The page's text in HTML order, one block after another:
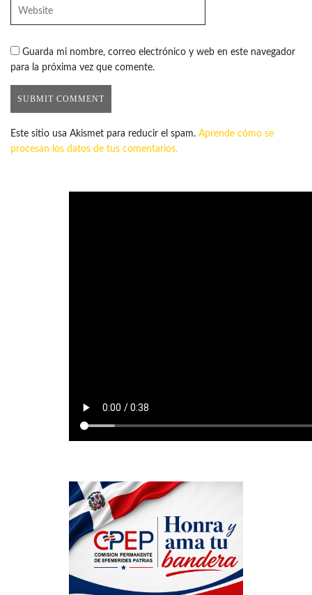
Guarda mi nombre, correo electrónico y web en este navegador
para la próxima vez que comente.
Este sitio usa Akismet para reducir el spam. Aprende cómo se
procesan los datos de tus comentarios.